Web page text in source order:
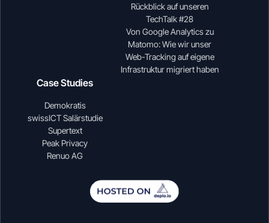
Rückblick auf unseren
TechTalk #28
Von Google Analytics zu
Matomo: Wie wir unser
Web-Tracking auf eigene
Infrastruktur migriert haben
Case Studies
Demokratis
swissICT Salärstudie
Supertext
Peak Privacy
Renuo AG